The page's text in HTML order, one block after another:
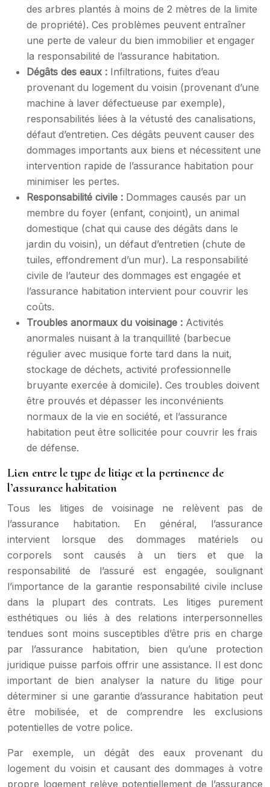
des arbres plantés à moins de 2 mètres de la limite
de propriété). Ces problèmes peuvent entraîner
une perte de valeur du bien immobilier et engager
la responsabilité de l’assurance habitation.
Dégâts des eaux : Infiltrations, fuites d’eau
provenant du logement du voisin (provenant d’une
machine à laver défectueuse par exemple),
responsabilités liées à la vétusté des canalisations,
défaut d’entretien. Ces dégâts peuvent causer des
dommages importants aux biens et nécessitent une
intervention rapide de l’assurance habitation pour
minimiser les pertes.
Responsabilité civile : Dommages causés par un
membre du foyer (enfant, conjoint), un animal
domestique (chat qui cause des dégâts dans le
jardin du voisin), un défaut d’entretien (chute de
tuiles, effondrement d’un mur). La responsabilité
civile de l’auteur des dommages est engagée et
l’assurance habitation intervient pour couvrir les
coûts.
Troubles anormaux du voisinage : Activités
anormales nuisant à la tranquillité (barbecue
régulier avec musique forte tard dans la nuit,
stockage de déchets, activité professionnelle
bruyante exercée à domicile). Ces troubles doivent
être prouvés et dépasser les inconvénients
normaux de la vie en société, et l’assurance
habitation peut être sollicitée pour couvrir les frais
de défense.
Lien entre le type de litige et la pertinence de
l’assurance habitation
Tous les litiges de voisinage ne relèvent pas de
l’assurance habitation. En général, l’assurance
intervient lorsque des dommages matériels ou
corporels sont causés à un tiers et que la
responsabilité de l’assuré est engagée, soulignant
l’importance de la garantie responsabilité civile incluse
dans la plupart des contrats. Les litiges purement
esthétiques ou liés à des relations interpersonnelles
tendues sont moins susceptibles d’être pris en charge
par l’assurance habitation, bien qu’une protection
juridique puisse parfois offrir une assistance. Il est donc
important de bien analyser la nature du litige pour
déterminer si une garantie d’assurance habitation peut
être mobilisée, et de comprendre les exclusions
potentielles de votre police.
Par exemple, un dégât des eaux provenant du
logement du voisin et causant des dommages à votre
propre logement relève potentiellement de l’assurance